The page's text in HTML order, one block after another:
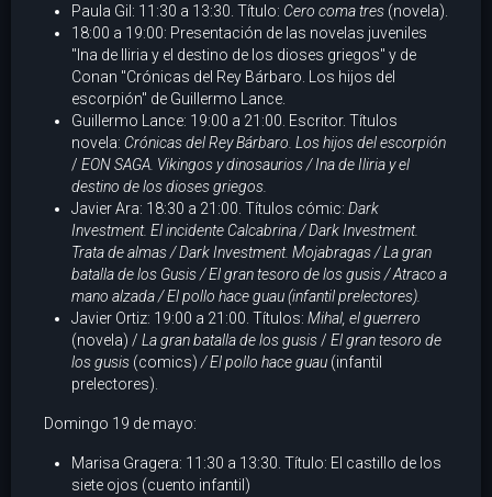
Paula Gil: 11:30 a 13:30. Título: Cero coma tres (novela).
18:00 a 19:00: Presentación de las novelas juveniles
"Ina de Iliria y el destino de los dioses griegos" y de
Conan "Crónicas del Rey Bárbaro. Los hijos del
escorpión" de Guillermo Lance.
Guillermo Lance: 19:00 a 21:00. Escritor. Títulos
novela: Crónicas del Rey Bárbaro. Los hijos del escorpión
/ EON SAGA. Vikingos y dinosaurios / Ina de Iliria y el
destino de los dioses griegos.
Javier Ara: 18:30 a 21:00. Títulos cómic: Dark
Investment. El incidente Calcabrina / Dark Investment.
Trata de almas /Dark Investment. Mojabragas/ La gran
batalla de los Gusis / El gran tesoro de los gusis / Atraco a
mano alzada/ El pollo hace guau(infantil prelectores).
Javier Ortiz: 19:00 a 21:00. Títulos: Mihal, el guerrero
(novela) / La gran batalla de los gusis/ El gran tesoro de
los gusis (comics)/ El pollo hace guau (infantil
prelectores).
Domingo 19 de mayo:
Marisa Gragera: 11:30 a 13:30. Título: El castillo de los
siete ojos (cuento infantil)